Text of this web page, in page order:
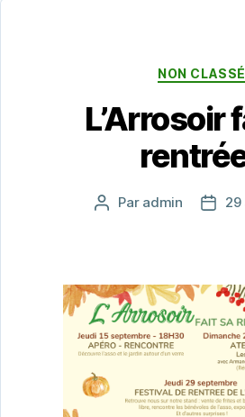
NON CLASSÉ
L’Arrosoir
Auteur
Par admin
Date
29